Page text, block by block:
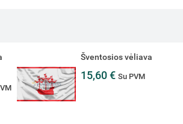
Lietuvos automobilinė